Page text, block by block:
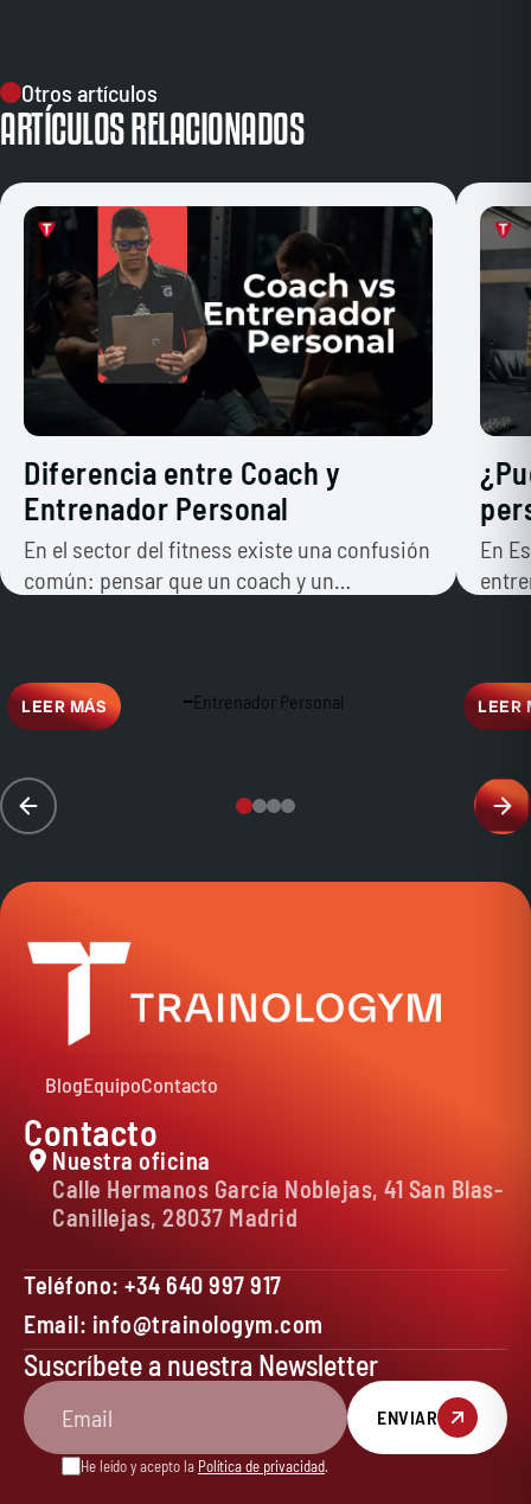
Otros artículos
ARTÍCULOS RELACIONADOS
Diferencia entre Coach y
Entrenador Personal
En el sector del fitness existe una confusión
común: pensar que un coach y un
LEER MÁS Entrenador Personal
En
LEER
Contacto
Nuestra oficina
Calle Hermanos García Noblejas, 41 San Blas-
Canillejas, 28037 Madrid
Teléfono: +34 640 997 917
Email: info@trainologym.com
BlogEquipoContacto
Suscríbete a nuestra Newsletter
ENVIAR
He leído y acepto la Política de privacidad.